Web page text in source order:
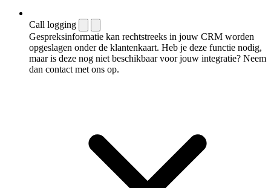
Call logging
Gespreksinformatie kan rechtstreeks in jouw CRM worden
opgeslagen onder de klantenkaart. Heb je deze functie nodig,
maar is deze nog niet beschikbaar voor jouw integratie? Neem
dan contact met ons op.